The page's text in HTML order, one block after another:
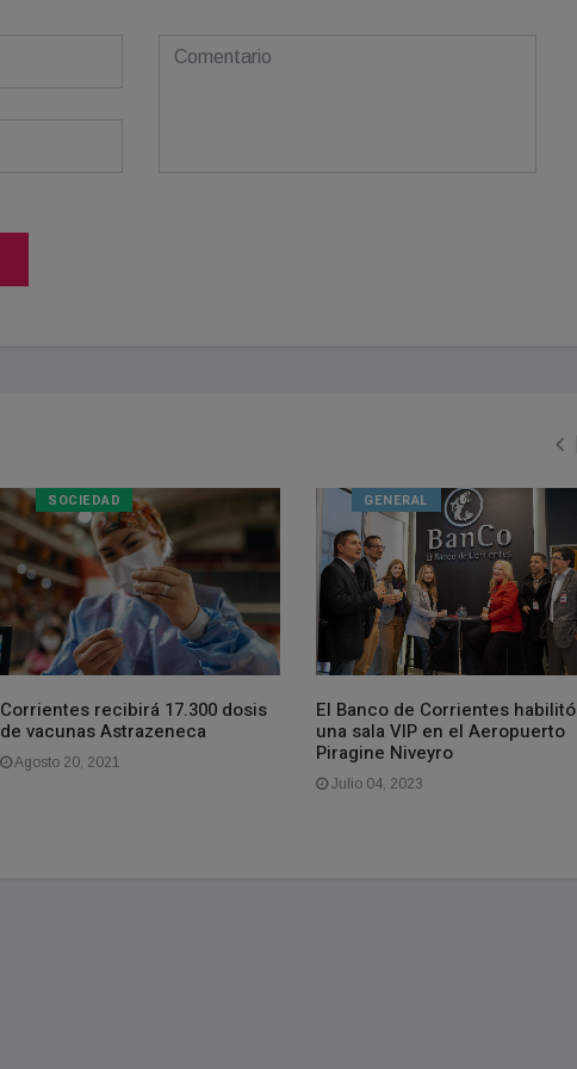
SOCIEDAD
Corrientes recibirá 17.300 dosis
de vacunas Astrazeneca
Agosto 20, 2021
GENERAL
El Banco de Corrientes habilitó
una sala VIP en el Aeropuerto
Piragine Niveyro
Julio 04, 2023